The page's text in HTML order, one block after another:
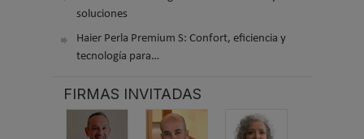
soluciones
Haier Perla Premium S: Confort, eficiencia y
tecnología para…
FIRMAS INVITADAS